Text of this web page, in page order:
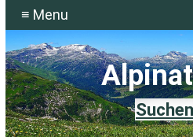
≡ Menu